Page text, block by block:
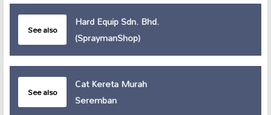
See also
Hard Equip Sdn. Bhd.
(SpraymanShop)
See also
Cat Kereta Murah
Seremban